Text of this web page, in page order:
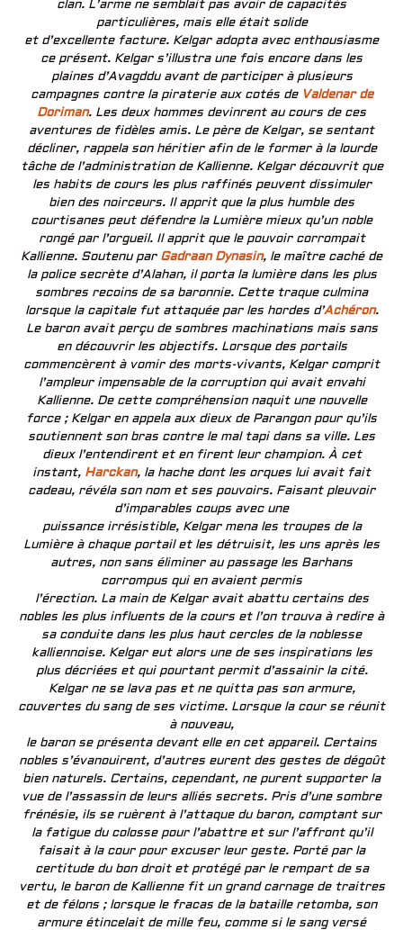
clan. L’arme ne semblait pas avoir de capacités
particulières, mais elle était solide
et d’excellente facture. Kelgar adopta avec enthousiasme
ce présent. Kelgar s’illustra une fois encore dans les
plaines d’Avagddu avant de participer à plusieurs
campagnes contre la piraterie aux cotés de Valdenar de
Doriman. Les deux hommes devinrent au cours de ces
aventures de fidèles amis. Le père de Kelgar, se sentant
décliner, rappela son héritier afin de le former à la lourde
tâche de l’administration de Kallienne. Kelgar découvrit que
les habits de cours les plus raffinés peuvent dissimuler
bien des noirceurs. Il apprit que la plus humble des
courtisanes peut défendre la Lumière mieux qu’un noble
rongé par l’orgueil. Il apprit que le pouvoir corrompait
Kallienne. Soutenu par Gadraan Dynasin, le maître caché de
la police secrète d’Alahan, il porta la lumière dans les plus
sombres recoins de sa baronnie. Cette traque culmina
lorsque la capitale fut attaquée par les hordes d’Achéron.
Le baron avait perçu de sombres machinations mais sans
en découvrir les objectifs. Lorsque des portails
commencèrent à vomir des morts-vivants, Kelgar comprit
l’ampleur impensable de la corruption qui avait envahi
Kallienne. De cette compréhension naquit une nouvelle
force ; Kelgar en appela aux dieux de Parangon pour qu’ils
soutiennent son bras contre le mal tapi dans sa ville. Les
dieux l’entendirent et en firent leur champion. À cet
instant, Harckan, la hache dont les orques lui avait fait
cadeau, révéla son nom et ses pouvoirs. Faisant pleuvoir
d’imparables coups avec une
puissance irrésistible, Kelgar mena les troupes de la
Lumière à chaque portail et les détruisit, les uns après les
autres, non sans éliminer au passage les Barhans
corrompus qui en avaient permis
l’érection. La main de Kelgar avait abattu certains des
nobles les plus influents de la cours et l’on trouva à redire à
sa conduite dans les plus haut cercles de la noblesse
kalliennoise. Kelgar eut alors une de ses inspirations les
plus décriées et qui pourtant permit d’assainir la cité.
Kelgar ne se lava pas et ne quitta pas son armure,
couvertes du sang de ses victime. Lorsque la cour se réunit
à nouveau,
le baron se présenta devant elle en cet appareil. Certains
nobles s’évanouirent, d’autres eurent des gestes de dégoût
bien naturels. Certains, cependant, ne purent supporter la
vue de l’assassin de leurs alliés secrets. Pris d’une sombre
frénésie, ils se ruèrent à l’attaque du baron, comptant sur
la fatigue du colosse pour l’abattre et sur l’affront qu’il
faisait à la cour pour excuser leur geste. Porté par la
certitude du bon droit et protégé par le rempart de sa
vertu, le baron de Kallienne fit un grand carnage de traitres
et de félons ; lorsque le fracas de la bataille retomba, son
armure étincelait de mille feu, comme si le sang versé